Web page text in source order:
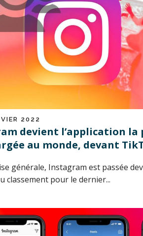
2022
devient l’application la
au monde, devant
générale, Instagram est passée
classement pour le dernier...